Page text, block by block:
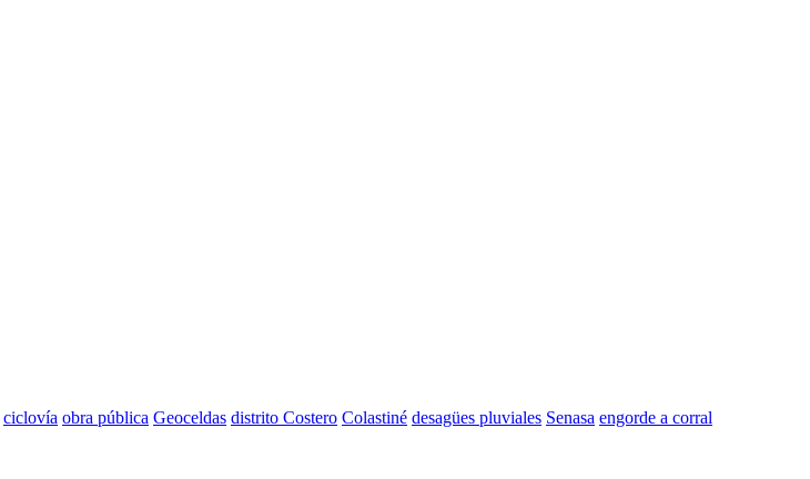
ciclovía obra pública Geoceldas distrito Costero Colastiné desagües pluviales Senasa engorde a corral